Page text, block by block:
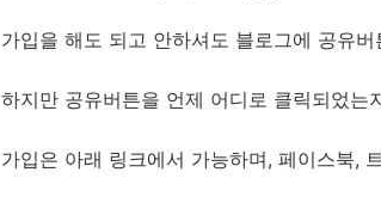
가입을 해도 되고 안하셔도 블로그에 공유
하지만 공유버튼을 언제 어디로 클릭되었
가입은 아래 링크에서 가능하며, 페이스북,